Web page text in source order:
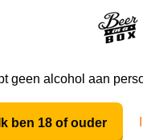
geen alcohol aan
Ik ben 18 of ouder